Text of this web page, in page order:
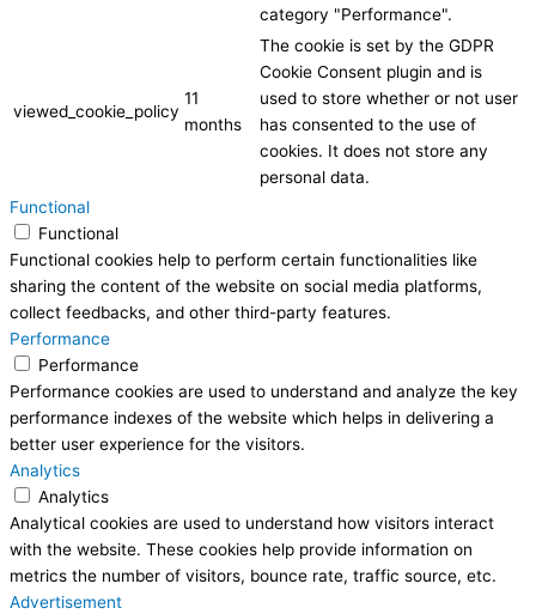
category "Performance".
viewed_cookie_policy
11
months
The cookie is set by the GDPR
Cookie Consent plugin and is
used to store whether or not user
has consented to the use of
cookies. It does not store any
personal data.
Functional
Functional
Functional cookies help to perform certain functionalities like
sharing the content of the website on social media platforms,
collect feedbacks, and other third-party features.
Performance
Performance
Performance cookies are used to understand and analyze the key
performance indexes of the website which helps in delivering a
better user experience for the visitors.
Analytics
Analytics
Analytical cookies are used to understand how visitors interact
with the website. These cookies help provide information on
metrics the number of visitors, bounce rate, traffic source, etc.
Advertisement